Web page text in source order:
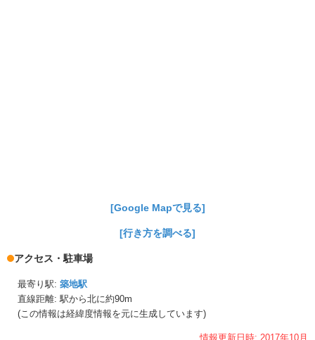
[Google Mapで見る]
[行き方を調べる]
アクセス・駐車場
最寄り駅: 築地駅
直線距離: 駅から北に約90m
(この情報は経緯度情報を元に生成しています)
情報更新日時: 2017年10月